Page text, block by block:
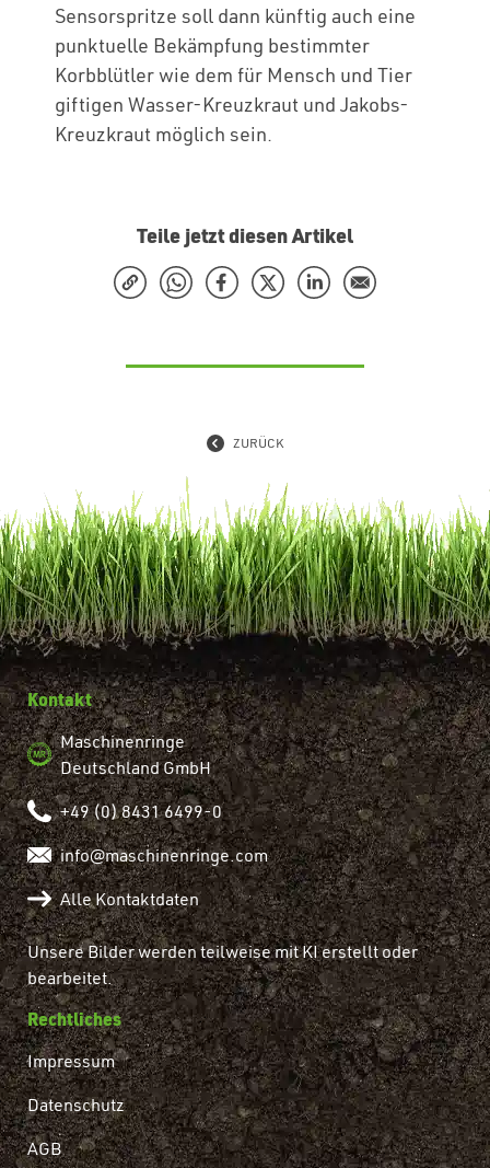
Sensorspritze soll dann künftig auch eine
punktuelle Bekämpfung bestimmter
Korbblütler wie dem für Mensch und Tier
giftigen Wasser-Kreuzkraut und Jakobs-
Kreuzkraut möglich sein.
Teile jetzt diesen Artikel
ZURÜCK
Kontakt
Maschinenringe
Deutschland GmbH
+49 (0) 8431 6499-0
info@maschinenringe.com
Alle Kontaktdaten
Unsere Bilder werden teilweise mit KI erstellt oder
bearbeitet.
Rechtliches
Impressum
Datenschutz
AGB